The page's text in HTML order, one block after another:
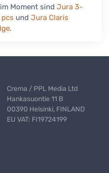
Moment sind Jura 3-
und Jura Claris
.
Crema / PPL Media Ltd
Hankasuontie 11 B
00390 Helsinki, FINLAND
EU VAT: FI19724199